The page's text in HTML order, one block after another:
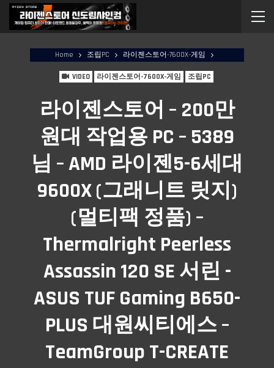
Home 조립PC 라이젠스토어-7600X-게임
VIDEO 라이젠스토어-7600X-게임 조립PC
라이젠스토어 – 200만
원대 작업용 PC – 5389
님 – AMD 라이젠5-6세대
9600X (그래니트 릿지)
(멀티팩 정품) –
Thermalright Peerless
Assassin 120 SE 서린 -
ASUS TUF Gaming B650-
PLUS 대원씨티에스 –
TeamGroup T-CREATE